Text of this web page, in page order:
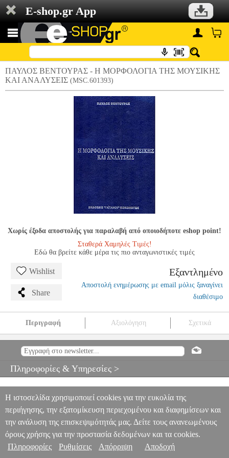
E-shop.gr App
ΠΑΥΛΟΣ ΒΕΝΤΟΥΡΑΣ - Η ΜΟΡΦΟΛΟΓΙΑ ΤΗΣ ΜΟΥΣΙΚΗΣ
ΚΑΙ ΑΝΑΛΥΣΕΙΣ (MSC.601393)
Χωρίς έξοδα αποστολής για παραλαβή από οποιοδήποτε eshop point!
Σταθερά Χαμηλές Τιμές!
Εδώ θα βρείτε κάθε μέρα τις πιο ανταγωνιστικές τιμές
Wishlist
Share
Εξαντλημένο
Αποστολή ενημέρωσης με email μόλις ξαναγίνει
διαθέσιμο
Περιγραφή Αξιολόγηση Σχετικά
ΚΑΙ ΑΝΑΛΥΣΕΙΣ MSC.601393
ΜΟΥΣΙΚΑ ΒΙΒΛΙΑ
ΜΟΥΣΙΚΗΣ ΚΑΙ ΑΝΑΛΥΣΕΙΣ
Πληροφορίες & Υπηρεσίες >
Η ιστοσελίδα χρησιμοποιεί cookies για την ευκολία της
περιήγησης, την εξατομίκευση περιεχομένου και διαφημίσεων και
την ανάλυση της επισκεψιμότητάς μας. Δείτε τους ανανεωμένους
όρους χρήσης για την προστασία δεδομένων και τα cookies.
Πληροφορίες
Ρυθμίσεις Απόρριψη Αποδοχή